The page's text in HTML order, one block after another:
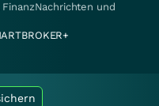
FinanzNachrichten und